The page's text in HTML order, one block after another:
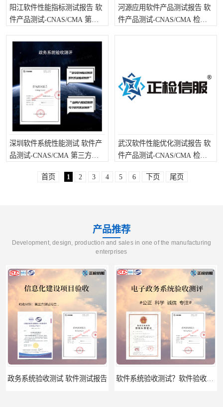
阳江软件性能指标测试报告 软
件产品测试-CNAS/CMA 第三
河源应用软件产品测试报告 软
件产品测试-CNAS/CMA 检测
深圳软件系统性能测试 软件产
品测试-CNAS/CMA 第三方检
武汉软件性能优化测试报告 软
件产品测试-CNAS/CMA 检测
首页
1 2 3 4 5 6 下页 尾页
产品推荐
Development, design, production and sales in one of the manufacturing
enterprises
政务系统验收测试 软件测试报告